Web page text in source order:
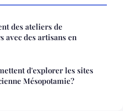
des ateliers de
avec des artisans en
d'explorer les sites
Mésopotamie?